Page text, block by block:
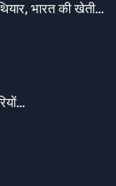
भारत की खेती…